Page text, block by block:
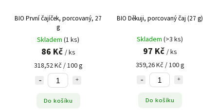
BIO První čajíček, porcovaný, 27
g
Skladem (1 ks)
86 Kč / ks
318,52 Kč / 100 g
Do košíku
BIO Děkuji, porcovaný čaj (27 g)
Skladem (>3 ks)
97 Kč / ks
359,26 Kč / 100 g
Do košíku